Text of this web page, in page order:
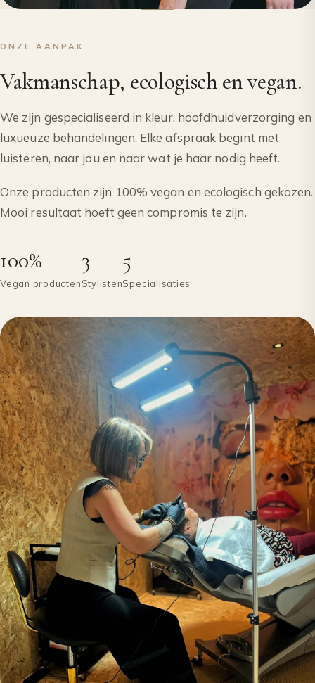
ONZE AANPAK
Vakmanschap, ecologisch en vegan.
We zijn gespecialiseerd in kleur, hoofdhuidverzorging en
luxueuze behandelingen. Elke afspraak begint met
luisteren, naar jou en naar wat je haar nodig heeft.
Onze producten zijn 100% vegan en ecologisch gekozen.
Mooi resultaat hoeft geen compromis te zijn.
100%
Vegan producten
3
Stylisten
5
Specialisaties